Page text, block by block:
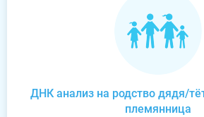
ДНК анализ на родство дядя/
племянница